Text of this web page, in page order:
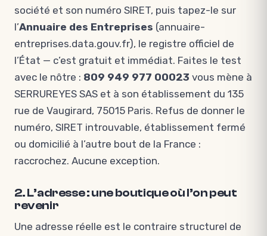
société et son numéro SIRET, puis tapez-le sur
l’Annuaire des Entreprises (annuaire-
entreprises.data.gouv.fr), le registre officiel de
l’État — c’est gratuit et immédiat. Faites le test
avec le nôtre : 809 949 977 00023 vous mène à
SERRUREYES SAS et à son établissement du 135
rue de Vaugirard, 75015 Paris. Refus de donner le
numéro, SIRET introuvable, établissement fermé
ou domicilié à l’autre bout de la France :
raccrochez. Aucune exception.
2. L’adresse : une boutique où l’on peut
revenir
Une adresse réelle est le contraire structurel de